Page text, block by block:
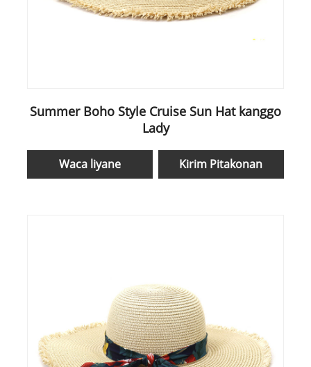
Summer Boho Style Cruise Sun Hat kanggo
Lady
Waca liyane Kirim Pitakonan